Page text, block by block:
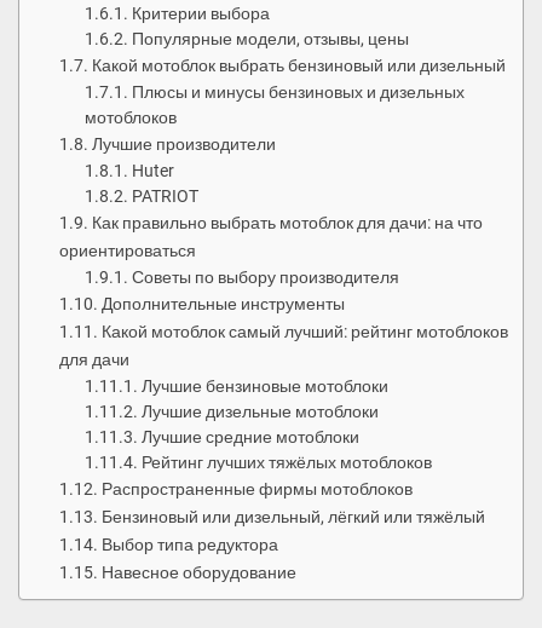
Критерии выбора
Популярные модели, отзывы, цены
Какой мотоблок выбрать бензиновый или дизельный
Плюсы и минусы бензиновых и дизельных
мотоблоков
Лучшие производители
Huter
PATRIOT
Как правильно выбрать мотоблок для дачи: на что
ориентироваться
Советы по выбору производителя
Дополнительные инструменты
Какой мотоблок самый лучший: рейтинг мотоблоков
для дачи
Лучшие бензиновые мотоблоки
Лучшие дизельные мотоблоки
Лучшие средние мотоблоки
Рейтинг лучших тяжёлых мотоблоков
Распространенные фирмы мотоблоков
Бензиновый или дизельный, лёгкий или тяжёлый
Выбор типа редуктора
Навесное оборудование